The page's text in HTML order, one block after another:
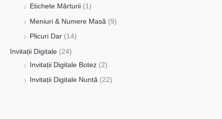
Etichete Mărturii (1)
Meniuri & Numere Masă (9)
Plicuri Dar (14)
Invitații Digitale (24)
Invitații Digitale Botez (2)
Invitații Digitale Nuntă (22)